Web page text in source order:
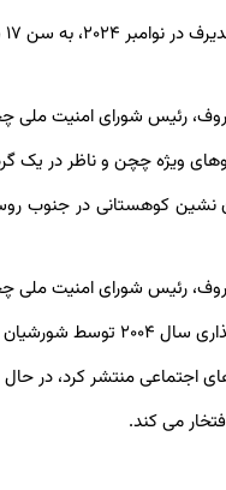
ویژه چچن و ناظر در
منطقه مسلمان نشین کوهستانی
به دست آمد.
می کند.